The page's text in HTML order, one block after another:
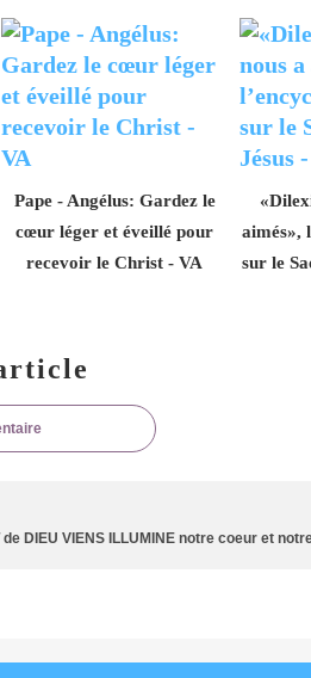
Pape - Angélus: Gardez le
cœur léger et éveillé pour
recevoir le Christ - VA
aimés»,
sur le
de DIEU VIENS ILLUMINE notre coeur et